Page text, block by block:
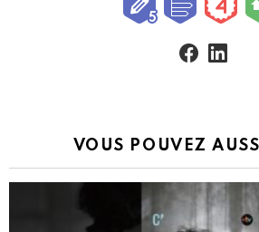
facebooklinkedin
VOUS POUVEZ